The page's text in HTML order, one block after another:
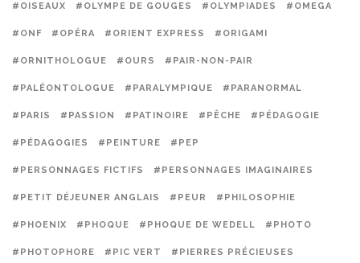
#OISEAUX #OLYMPE DE GOUGES #OLYMPIADES #OMEGA
#ONF #OPÉRA #ORIENT EXPRESS #ORIGAMI
#ORNITHOLOGUE #OURS #PAIR-NON-PAIR
#PALÉONTOLOGUE #PARALYMPIQUE #PARANORMAL
#PARIS #PASSION #PATINOIRE #PÊCHE #PÉDAGOGIE
#PÉDAGOGIES #PEINTURE #PEP
#PERSONNAGES FICTIFS #PERSONNAGES IMAGINAIRES
#PETIT DÉJEUNER ANGLAIS #PEUR #PHILOSOPHIE
#PHOENIX #PHOQUE #PHOQUE DE WEDELL #PHOTO
#PHOTOPHORE #PIC VERT #PIERRES PRÉCIEUSES